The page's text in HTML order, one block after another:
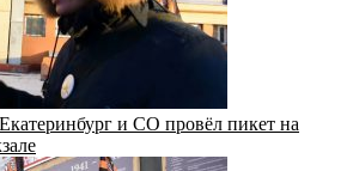
и СО провёл пикет на